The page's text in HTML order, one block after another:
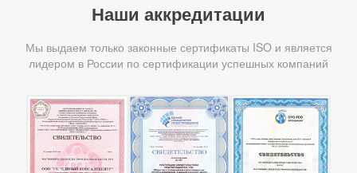
Наши аккредитации
Мы выдаем только законные сертификаты ISO и является
лидером в России по сертификации успешных компаний